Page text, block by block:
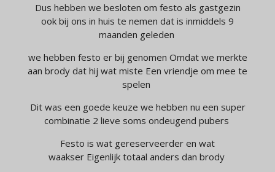
Dus hebben we besloten om festo als gastgezin
ook bij ons in huis te nemen dat is inmiddels 9
maanden geleden
we hebben festo er bij genomen Omdat we merkte
aan brody dat hij wat miste Een vriendje om mee te
spelen
Dit was een goede keuze we hebben nu een super
combinatie 2 lieve soms ondeugend pubers
Festo is wat gereserveerder en wat
waakser Eigenlijk totaal anders dan brody